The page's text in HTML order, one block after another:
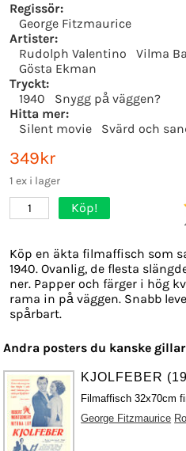
Regissör:
George Fitzmaurice
Artister:
Rudolph Valentino
Vilma
Gösta Ekman
Tryckt:
1940
Snygg på väggen?
Hitta mer:
Silent movie
Svärd och
349kr
1 ex i lager
1 Köp!
Köp en äkta filmaffisch som
1940. Ovanlig, de flesta
ner. Papper och färger i hög
rama in på väggen. Snabb
spårbart.
Andra posters du kanske
KJOLFEBER
Filmaffisch 32x70cm
George Fitzmaurice